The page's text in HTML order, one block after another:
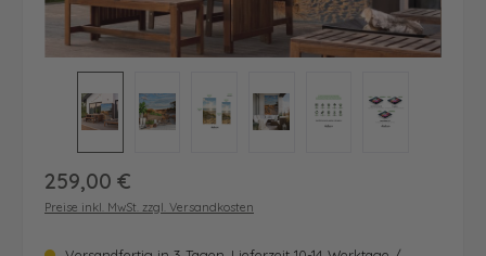
Regulärer Preis:
259,00 €
Preise inkl. MwSt. zzgl. Versandkosten